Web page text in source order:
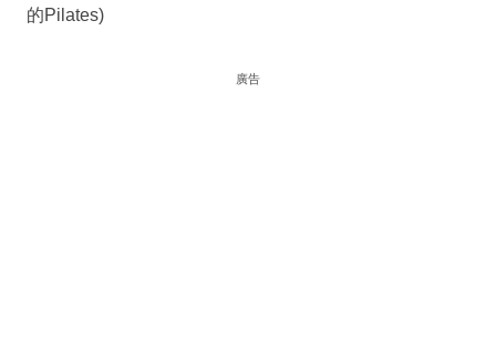
的Pilates)
廣告